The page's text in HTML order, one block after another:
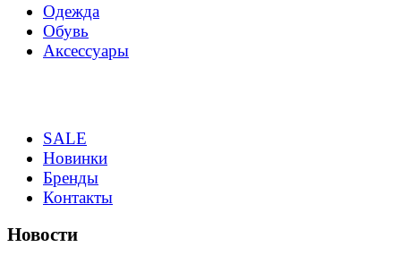
Одежда
Обувь
Аксессуары
SALE
Новинки
Бренды
Контакты
Новости